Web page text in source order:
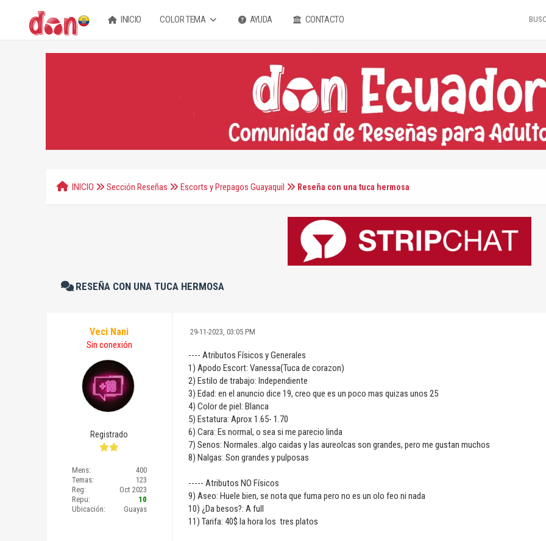
INICIO COLOR TEMA AYUDA CONTACTO
INICIO Sección Reseñas Escorts y Prepagos Guayaquil Reseña con una tuca hermosa
RESEÑA CON UNA TUCA HERMOSA
Veci Nani
Sin conexión
Registrado
Mens:
400
Temas:
123
Reg:
Oct 2023
Repu:
10
Ubicación:
Guayas
29-11-2023, 03:05 PM
---- Atributos Físicos y Generales
1) Apodo Escort: Vanessa(Tuca de corazon)
2) Estilo de trabajo: Independiente
3) Edad: en el anuncio dice 19, creo que es un poco mas quizas unos 25
4) Color de piel: Blanca
5) Estatura: Aprox 1.65- 1.70
6) Cara: Es normal, o sea si me parecio linda
7) Senos: Normales..algo caidas y las aureolcas son grandes, pero me gustan muchos
8) Nalgas: Son grandes y pulposas
----- Atributos NO Físicos
9) Aseo: Huele bien, se nota que fuma pero no es un olo feo ni nada
10) ¿Da besos?: A full
11) Tarifa: 40$ la hora los tres platos